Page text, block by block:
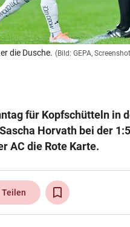
die Dusche. (Bild: GEPA,
für Kopfschütteln in
Horvath bei der
AC die Rote Karte.
Teilen